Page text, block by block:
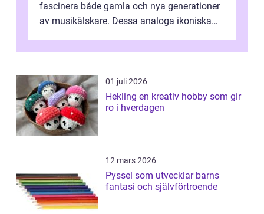
fascinera både gamla och nya generationer
av musikälskare. Dessa analoga ikoniska
01 juli 2026
Hekling en kreativ hobby som gir
ro i hverdagen
12 mars 2026
Pyssel som utvecklar barns
fantasi och självförtroende